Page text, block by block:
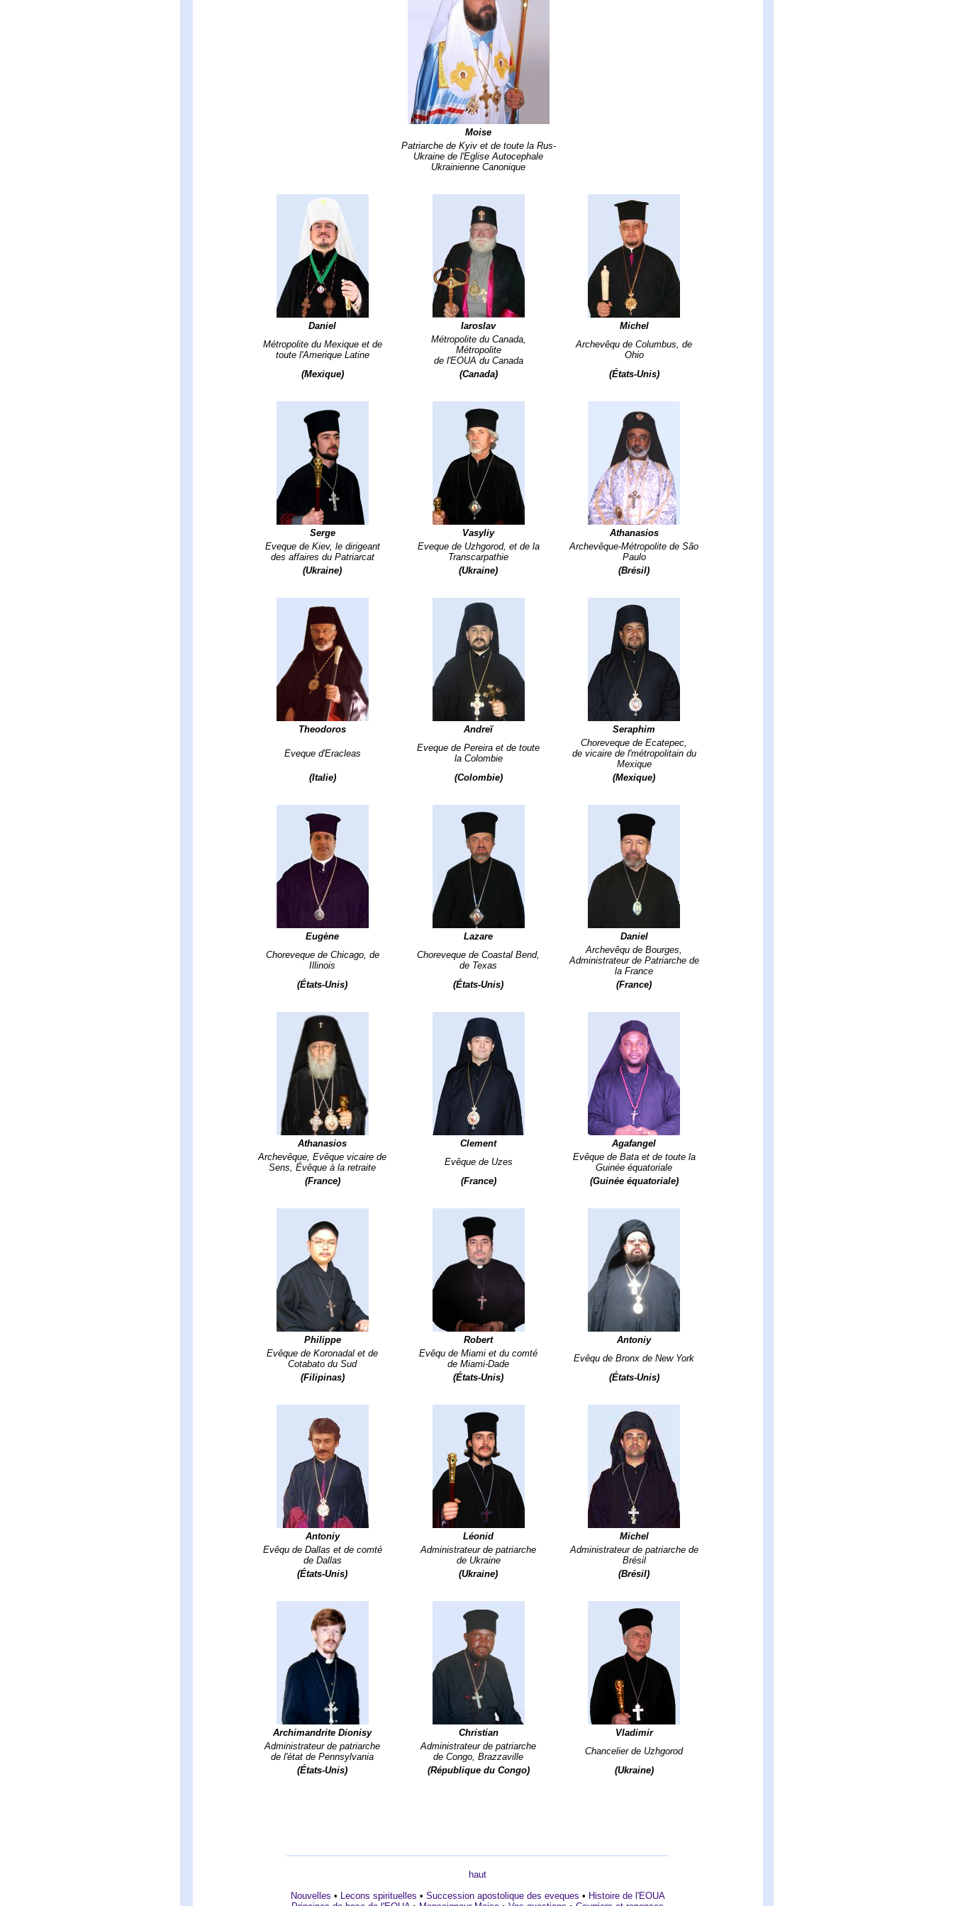
Moise
Patriarche de Kyiv et de toute la Rus-
Ukraine de l'Eglise Autocephale
Ukrainienne Canonique
Daniel Iaroslav
Michel
Métropolite du Mexique et de
toute l'Amerique Latine
Métropolite du Canada,
Métropolite
de l'EOUA du Canada
Archevêqu de Columbus, de
Ohio
(Mexique)
(Canada) (États-Unis)
Serge Vasyliy
Athanasios
Eveque de Kiev, le dirigeant
des affaires du Patriarcat
Eveque de Uzhgorod, et de la
Transcarpathie
Archevêque-Métropolite de São
Paulo
(Ukraine)
(Ukraine) (Brésil)
Theodoros Andreï Seraphim
Eveque d'Eracleas
Eveque de Pereira et de toute
la Colombie
Choreveque de Ecatepec,
de vicaire de l'métropolitain du
Mexique
(Italie)
(Colombie) (Mexique)
Eugène Lazare
Daniel
Choreveque de Chicago, de
Illinois
Choreveque de Coastal Bend,
de Texas
Archevêqu de Bourges,
Administrateur de Patriarche de
la France
(États-Unis)
(États-Unis) (France)
Athanasios Clement
Agafangel
Archevêque, Evêque vicaire de
Sens, Évêque à la retraite
Evêque de Uzes
Evêque de Bata et de toute la
Guinée équatoriale
(France)
(France) (Guinée équatoriale)
Philippe Robert
Antoniy
Evêque de Koronadal et de
Cotabato du Sud
Evêqu de Miami et du comté
de Miami-Dade
Evêqu de Bronx de New York
(Filipinas)
(États-Unis) (États-Unis)
Antoniy Léonid
Michel
Evêqu de Dallas et de comté
de Dallas
Administrateur de patriarche
de Ukraine
Administrateur de patriarche de
Brésil
(États-Unis)
(Ukraine) (Brésil)
Archimandrite Dionisy Christian
Vladimir
Administrateur de patriarche
de l'état de Pennsylvania
Administrateur de patriarche
de Congo, Brazzaville
Chancelier de Uzhgorod
(États-Unis)
(République du Congo) (Ukraine)
haut
Nouvelles • Lecons spirituelles • Succession apostolique des eveques • Histoire de l'EOUA